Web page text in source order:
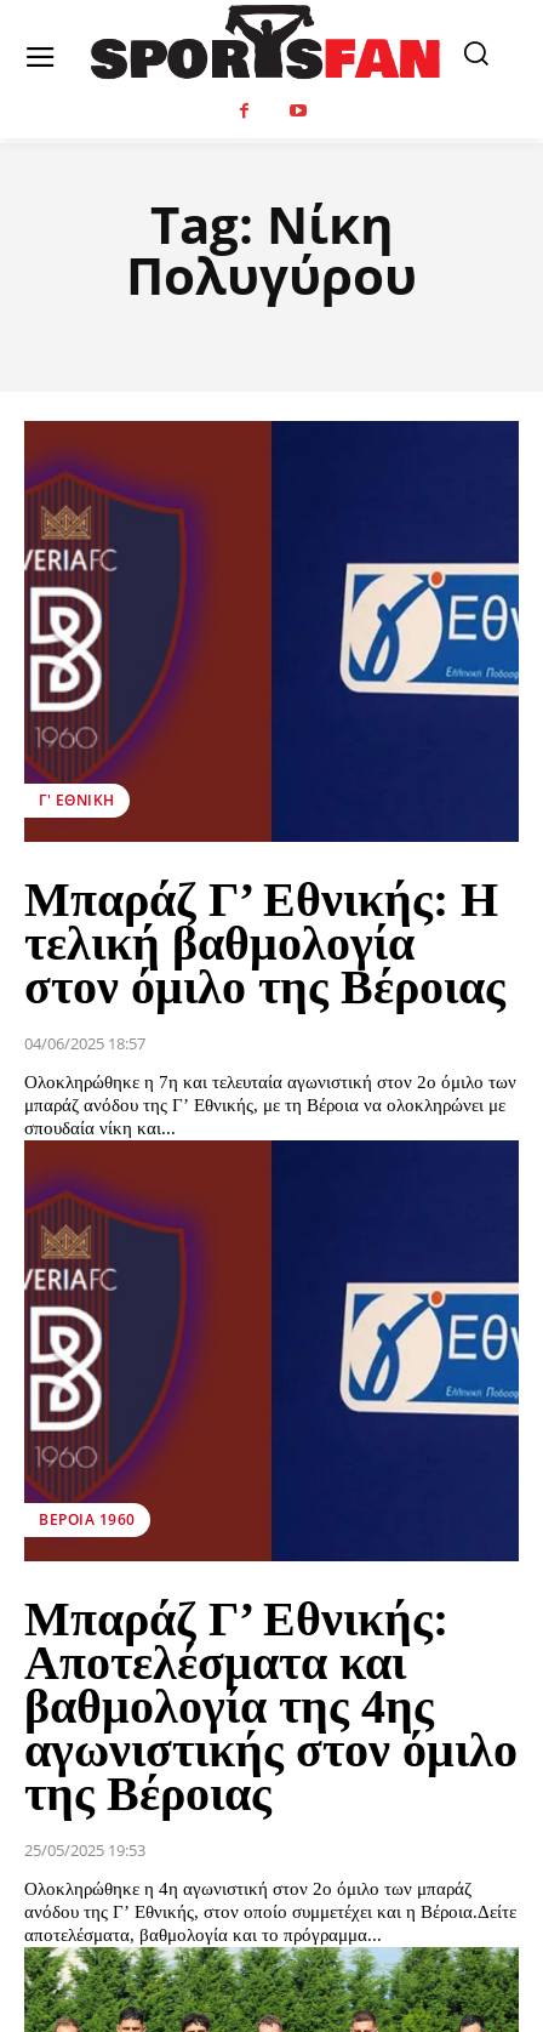
Tag: Νίκη
Πολυγύρου
Γ' ΕΘΝΙΚΉ
Μπαράζ Γ’ Εθνικής: Η
τελική βαθμολογία
στον όμιλο της Βέροιας
04/06/2025 18:57
Ολοκληρώθηκε η 7η και τελευταία αγωνιστική στον 2ο όμιλο των
μπαράζ ανόδου της Γ’ Εθνικής, με τη Βέροια να ολοκληρώνει με
σπουδαία νίκη και...
ΒΕΡΟΙΑ 1960
Μπαράζ Γ’ Εθνικής:
Αποτελέσματα και
βαθμολογία της 4ης
αγωνιστικής στον όμιλο
της Βέροιας
25/05/2025 19:53
Ολοκληρώθηκε η 4η αγωνιστική στον 2ο όμιλο των μπαράζ
ανόδου της Γ’ Εθνικής, στον οποίο συμμετέχει και η Βέροια.Δείτε
αποτελέσματα, βαθμολογία και το πρόγραμμα...